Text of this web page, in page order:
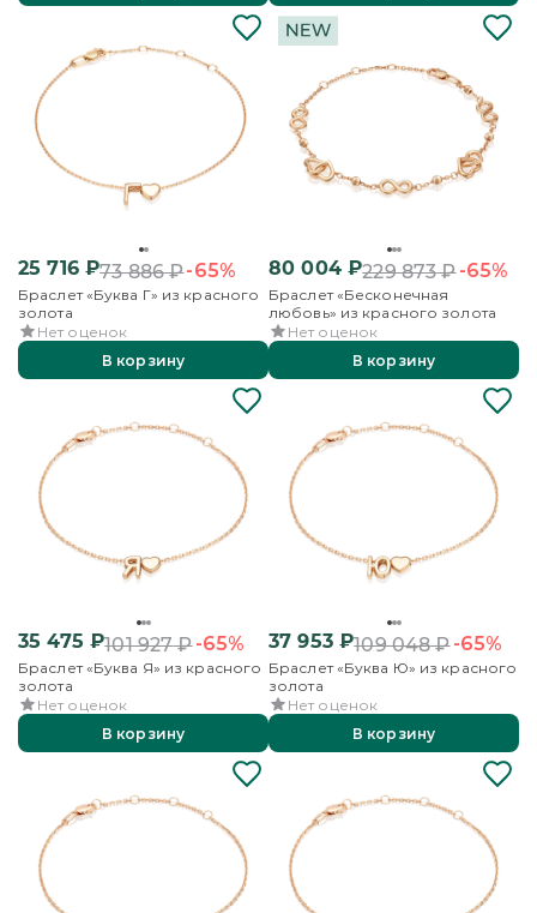
25 716₽73 886₽-65%
Браслет «Буква Г» из красного
золота
Нет оценок
В корзину
80 004₽229 873₽-65%
Браслет «Бесконечная
любовь» из красного золота
Нет оценок
В корзину
35 475 ₽101 927₽-65%
Браслет «Буква Я» из красного
золота
Нет оценок
В корзину
37 953₽109 048₽-65%
Браслет «Буква Ю» из красного
золота
Нет оценок
В корзину